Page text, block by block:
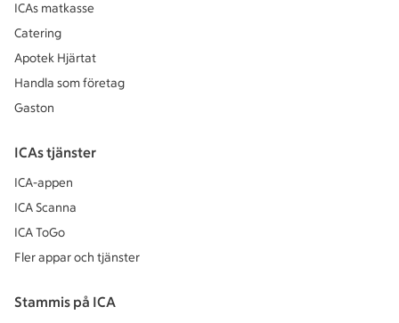
ICAs matkasse
Catering
Apotek Hjärtat
Handla som företag
Gaston
ICAs tjänster
ICA-appen
ICA Scanna
ICA ToGo
Fler appar och tjänster
Stammis på ICA